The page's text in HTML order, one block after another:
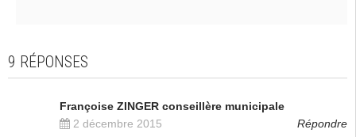
9 RÉPONSES
Françoise ZINGER conseillère municipale
2 décembre 2015
Répondre